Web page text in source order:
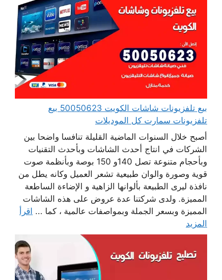
بيع تلفزيونات شاشات الكويت 50050623 بيع
تلفزيونات سمارت كل الموديلات
أصبح خلال السنوات الماضية القليلة تنافسا واضحا بين
الشركات في انتاج أحدث الشاشات وبأحدث التقنيات
وبأحجام متنوعة تصل 140و 150 بوصة وبأنظمة صوت
قوية وصورة والوان طبيعية تشعر العميل وكانه يطل من
نافذة ليرى الطبيعة بألوانها الزاهية و الإضاءة الساطعة
المميزة. ولدى شركتنا عدة عروض على هذه الشاشات
المميزة وبسعر الجملة وبمواصفات عالمية ، كما ... اقرأ
المزيد